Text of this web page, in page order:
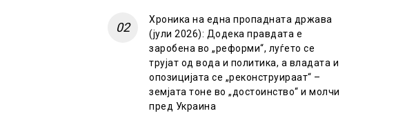
Хроника на една пропадната држава
(јули 2026): Додека правдата е
заробена во „реформи“, луѓето се
трујат од вода и политика, а владата и
опозицијата се „реконструираат“ –
земјата тоне во „достоинство“ и молчи
пред Украина